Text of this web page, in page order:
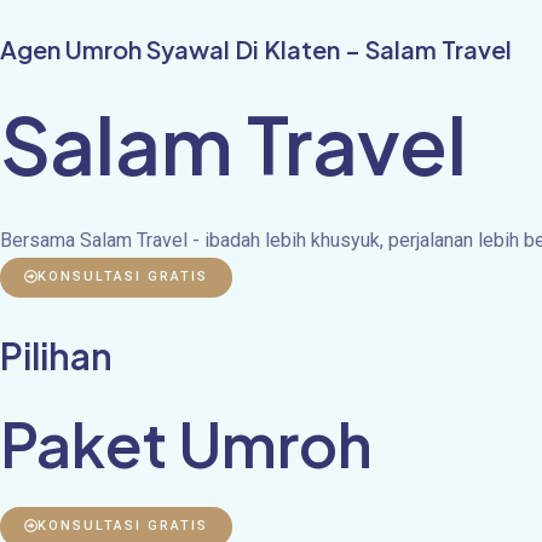
to
Agen Umroh Syawal Di Klaten – Salam Travel
Salam Travel
Bersama Salam Travel - ibadah lebih khusyuk, perjalanan lebih
KONSULTASI GRATIS
Pilihan
Paket Umroh
KONSULTASI GRATIS